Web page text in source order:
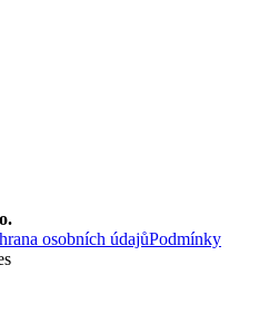
osobních údajůPodmínky